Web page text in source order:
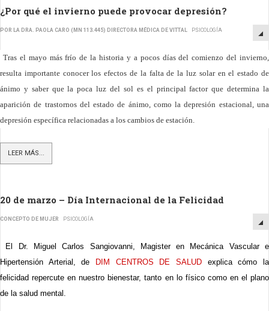
¿Por qué el invierno puede provocar depresión?
POR LA DRA. PAOLA CARO (MN 113.445) DIRECTORA MÉDICA DE VITTAL PSICOLOGÍA
Tras el mayo más frío de la historia y a pocos días del comienzo del invierno,
resulta importante conocer los efectos de la falta de la luz solar en el estado de
ánimo y saber que la poca luz del sol es el principal factor que determina la
aparición de trastornos del estado de ánimo, como la depresión estacional, una
depresión específica relacionadas a los cambios de estación.
LEER MÁS...
20 de marzo – Día Internacional de la Felicidad
CONCEPTO DE MUJER PSICOLOGÍA
El Dr. Miguel Carlos Sangiovanni, Magister en Mecánica Vascular e
Hipertensión Arterial, de
DIM CENTROS DE SALUD explica cómo la
felicidad repercute en nuestro bienestar, tanto en lo físico como en el plano
de la salud mental.